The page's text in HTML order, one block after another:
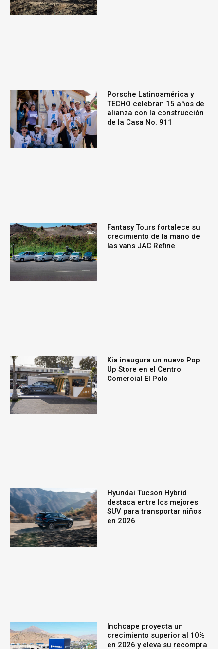
Porsche Latinoamérica y
TECHO celebran 15 años de
alianza con la construcción
de la Casa No. 911
Fantasy Tours fortalece su
crecimiento de la mano de
las vans JAC Refine
Kia inaugura un nuevo Pop
Up Store en el Centro
Comercial El Polo
Hyundai Tucson Hybrid
destaca entre los mejores
SUV para transportar niños
en 2026
Inchcape proyecta un
crecimiento superior al 10%
en 2026 y eleva su recompra